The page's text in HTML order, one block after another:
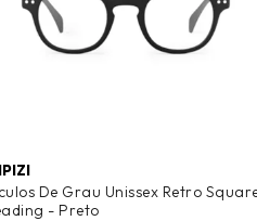
De Grau Unissex Retro
- Preto